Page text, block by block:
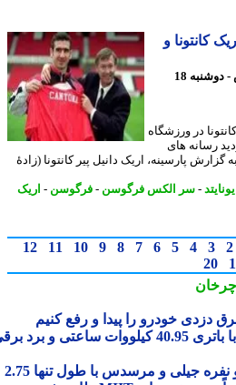
و
16 ماه پیش - دوشنبه 18
در ورزشگاه
های
اریک دانیل پیر کانتونا (زادهٔ
-سر الکس فرگوسن-فرگوسن-اریک
3
4
5
6
7
8
9
10
11
12
خودرو را پیدا و رفع کنیم
نیسان NX7 پلاگین هیبرید با باتری 40.95 کیلووات ساعتی و برد برقی
Smart #2؛ میکرو-برقی دو نفره جیلی و مرسدس با طول تنها 2.75